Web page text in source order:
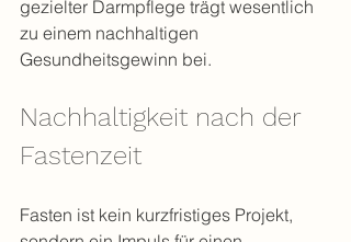
gezielter Darmpflege trägt wesentlich
zu einem nachhaltigen
Gesundheitsgewinn bei.
Nachhaltigkeit nach der
Fastenzeit
Fasten ist kein kurzfristiges Projekt,